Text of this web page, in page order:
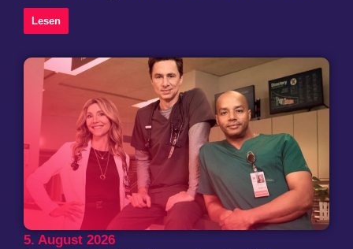
Lesen
5. August 2026